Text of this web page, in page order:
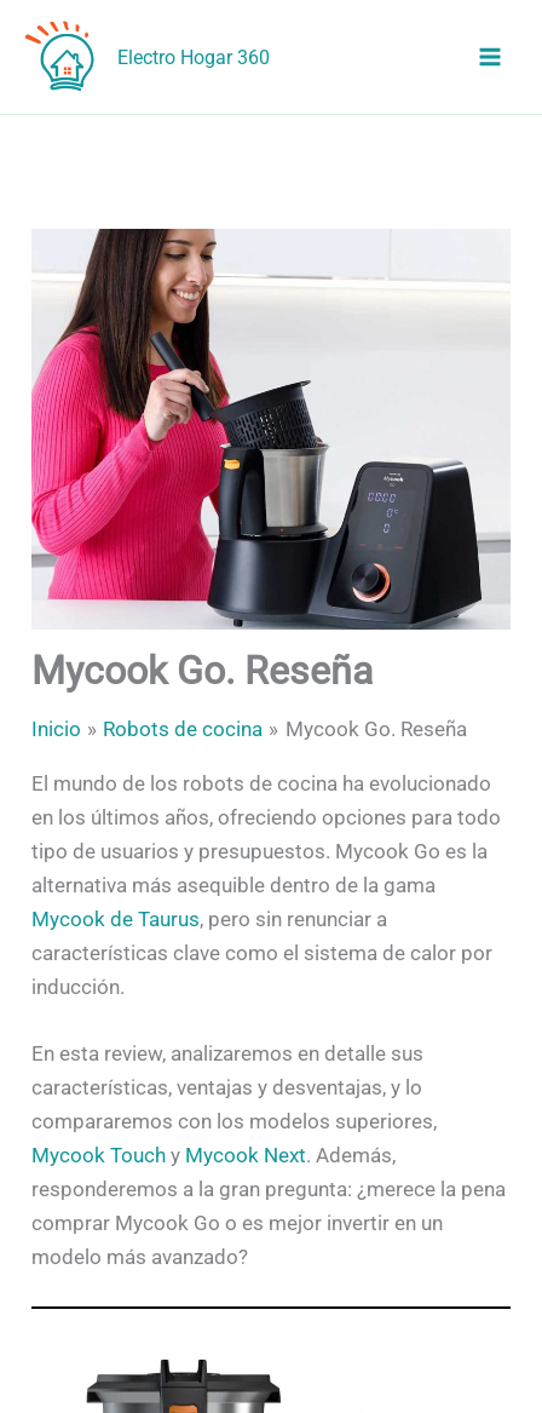
contenido
Electro Hogar 360
Mycook Go. Reseña
Inicio Robots de cocina Mycook Go. Reseña
El mundo de los robots de cocina ha evolucionado
en los últimos años, ofreciendo opciones para todo
tipo de usuarios y presupuestos. Mycook Go es la
alternativa más asequible dentro de la gama
Mycook de Taurus, pero sin renunciar a
características clave como el sistema de calor por
inducción.
En esta review, analizaremos en detalle sus
características, ventajas y desventajas, y lo
compararemos con los modelos superiores,
Mycook Touch y Mycook Next. Además,
responderemos a la gran pregunta: ¿merece la pena
comprar Mycook Go o es mejor invertir en un
modelo más avanzado?